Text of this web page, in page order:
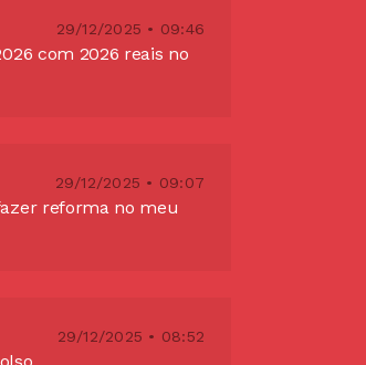
29/12/2025 • 09:46
com 2026 reais no
29/12/2025 • 09:07
reforma no meu
29/12/2025 • 08:52